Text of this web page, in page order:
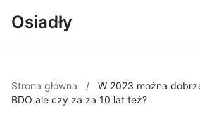
Osiadły
Strona główna /
W 2023 można
BDO ale czy za za 10 lat też?